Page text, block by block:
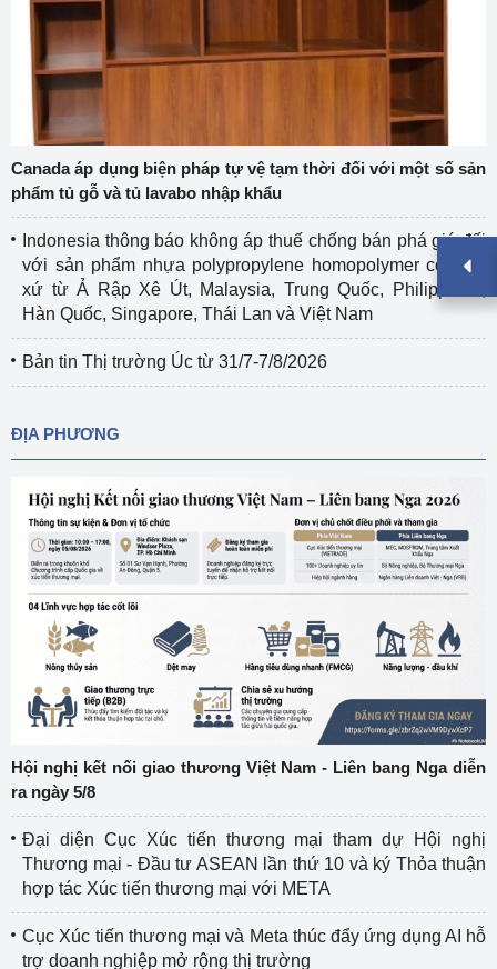
Canada áp dụng biện pháp tự vệ tạm thời đối với một số sản
phẩm tủ gỗ và tủ lavabo nhập khẩu
Indonesia thông báo không áp thuế chống bán phá giá đối
với sản phẩm nhựa polypropylene homopolymer có xuất
xứ từ Ả Rập Xê Út, Malaysia, Trung Quốc, Philippines,
Hàn Quốc, Singapore, Thái Lan và Việt Nam
Bản tin Thị trường Úc từ 31/7-7/8/2026
ĐỊA PHƯƠNG
Hội nghị kết nối giao thương Việt Nam - Liên bang Nga diễn
ra ngày 5/8
Đại diện Cục Xúc tiến thương mại tham dự Hội nghị
Thương mại - Đầu tư ASEAN lần thứ 10 và ký Thỏa thuận
hợp tác Xúc tiến thương mại với META
Cục Xúc tiến thương mại và Meta thúc đẩy ứng dụng AI hỗ
trợ doanh nghiệp mở rộng thị trường